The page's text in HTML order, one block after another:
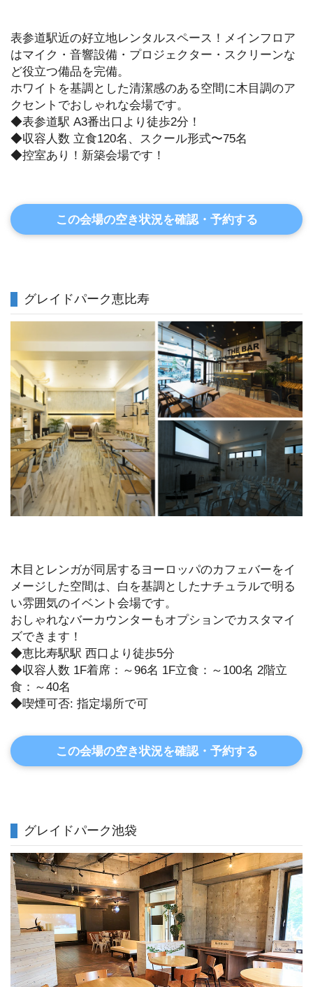
表参道駅近の好立地レンタルスペース！メインフロア
はマイク・音響設備・プロジェクター・スクリーンな
ど役立つ備品を完備。
ホワイトを基調とした清潔感のある空間に木目調のア
クセントでおしゃれな会場です。
◆表参道駅 A3番出口より徒歩2分！
◆収容人数 立食120名、スクール形式〜75名
◆控室あり！新築会場です！
この会場の空き状況を確認・予約する
グレイドパーク恵比寿
木目とレンガが同居するヨーロッパのカフェバーをイ
メージした空間は、白を基調としたナチュラルで明る
い雰囲気のイベント会場です。
おしゃれなバーカウンターもオプションでカスタマイ
ズできます！
◆恵比寿駅駅 西口より徒歩5分
◆収容人数 1F着席：～96名 1F立食：～100名 2階立
食：～40名
◆喫煙可否: 指定場所で可
この会場の空き状況を確認・予約する
グレイドパーク池袋